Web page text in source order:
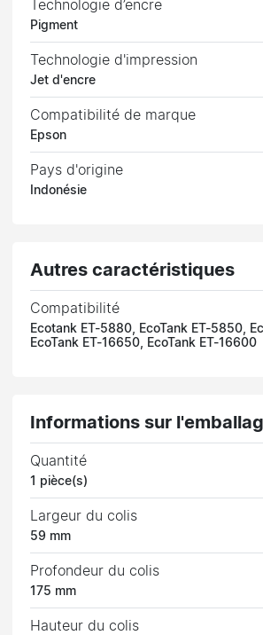
Technologie d’encre
Pigment
Technologie d'impression
Jet d'encre
Compatibilité de marque
Epson
Pays d'origine
Indonésie
Autres caractéristiques
Compatibilité
Ecotank ET-5880, EcoTank ET-5850,
EcoTank ET-16650, EcoTank ET-16600
Informations sur
Quantité
1 pièce(s)
Largeur du colis
59 mm
Profondeur du colis
175 mm
Hauteur du colis